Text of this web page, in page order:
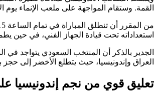
القمة. وستقام المواجهة على ملعب الإنماء يوم
استعداداته تحت قيادة الجهاز الفني، في حين
العراق وإندونيسيا، حيث يتطلع الأخضر إلى حجز
تعليق قوي من نجم إندونيسيا